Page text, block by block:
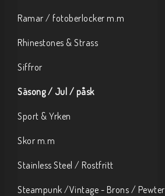
Ramar / fotoberlocker m.m
Rhinestones & Strass
Siffror
Säsong / Jul / påsk
Sport & Yrken
Skor m.m
Stainless Steel / Rostfritt
Steampunk /Vintage - Brons / Pewter